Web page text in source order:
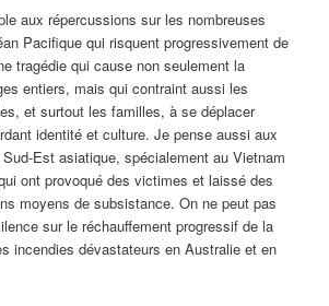
aux répercussions sur les nombreuses
Pacifique qui risquent progressivement de
tragédie qui cause non seulement la
entiers, mais qui contraint aussi les
et surtout les familles, à se déplacer
identité et culture. Je pense aussi aux
Est asiatique, spécialement au Vietnam
ont provoqué des victimes et laissé des
moyens de subsistance. On ne peut pas
sur le réchauffement progressif de la
incendies dévastateurs en Australie et en